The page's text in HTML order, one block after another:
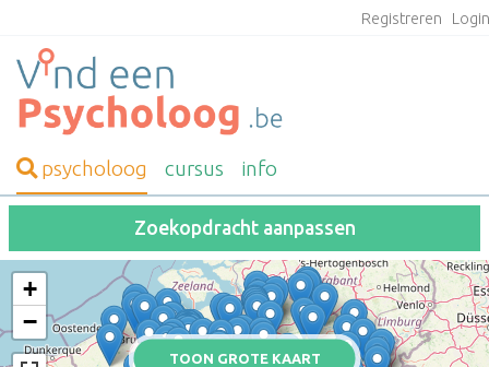
Registreren
psycholoog cursus info
Zoekopdracht aanpassen
TOON GROTE KAART
+
−